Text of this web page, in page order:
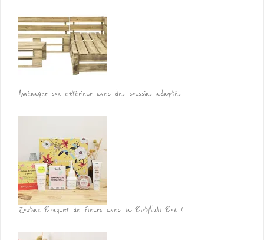
Aménager son extérieur avec des coussins adaptés
Routine Bouquet de Fleurs avec la Biotyfull Box !